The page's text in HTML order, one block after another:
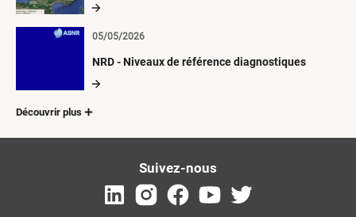
NRD - Niveaux de référence diagnostiques
05/05/2026
Découvrir plus
Suivez-nous